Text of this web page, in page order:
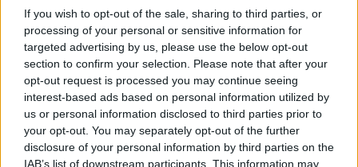
If you wish to opt-out of the sale, sharing to third parties, or
processing of your personal or sensitive information for
targeted advertising by us, please use the below opt-out
section to confirm your selection. Please note that after your
opt-out request is processed you may continue seeing
interest-based ads based on personal information utilized by
us or personal information disclosed to third parties prior to
your opt-out. You may separately opt-out of the further
disclosure of your personal information by third parties on the
IAB’s list of downstream participants. This information may
Ροή ειδήσεων Δημοφιλή
14:17
Θ. Κοντογεώργης: Προεκλογική αλλά όχι παροχολογική η
ΔΕΘ